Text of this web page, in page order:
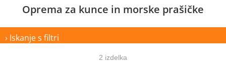
Oprema za kunce in morske prašičke
› Iskanje s filtri
2 izdelka